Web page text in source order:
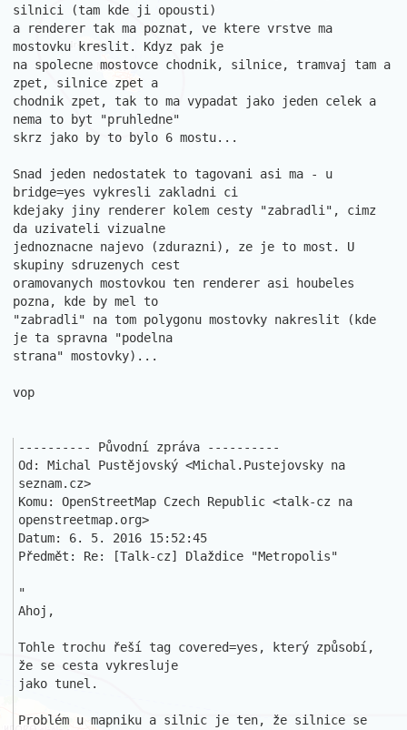
silnici (tam kde ji opousti)
a renderer tak ma poznat, ve ktere vrstve ma
mostovku kreslit. Kdyz pak je
na spolecne mostovce chodnik, silnice, tramvaj tam a
zpet, silnice zpet a
chodnik zpet, tak to ma vypadat jako jeden celek a
nema to byt "pruhledne"
skrz jako by to bylo 6 mostu...
Snad jeden nedostatek to tagovani asi ma - u
bridge=yes vykresli zakladni ci
kdejaky jiny renderer kolem cesty "zabradli", cimz
da uzivateli vizualne
jednoznacne najevo (zdurazni), ze je to most. U
skupiny sdruzenych cest
oramovanych mostovkou ten renderer asi houbeles
pozna, kde by mel to
"zabradli" na tom polygonu mostovky nakreslit (kde
je ta spravna "podelna
strana" mostovky)...
vop
---------- Původní zpráva ----------
Od: Michal Pustějovský <Michal.Pustejovsky na
seznam.cz>
Komu: OpenStreetMap Czech Republic <talk-cz na
openstreetmap.org>
Datum: 6. 5. 2016 15:52:45
Předmět: Re: [Talk-cz] Dlaždice "Metropolis"
"
Ahoj,
Tohle trochu řeší tag covered=yes, který způsobí,
že se cesta vykresluje
jako tunel.
Problém u mapniku a silnic je ten, že silnice se